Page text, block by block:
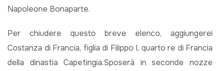
Napoleone Bonaparte.
Per chiudere questo breve elenco, aggiungerei
Costanza di Francia, figlia di Filippo I, quarto re di Francia
della dinastia Capetingia.Sposerà in seconde nozze